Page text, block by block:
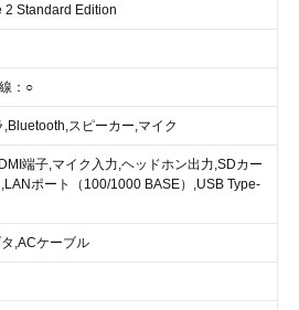
2 Standard Edition
：○
,Bluetooth,スピーカー,マイク
端子,マイク入力,ヘッドホン出力,SDカー
,LANポート（100/1000 BASE）,USB Type-
,ACケーブル